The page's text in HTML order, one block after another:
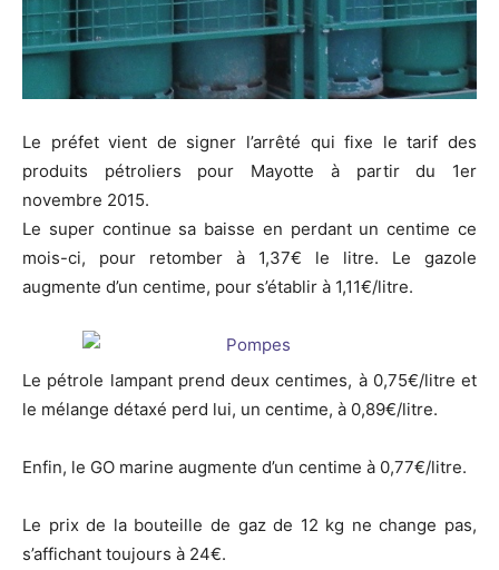
Le préfet vient de signer l’arrêté qui fixe le tarif des
produits pétroliers pour Mayotte à partir du 1er
novembre 2015.
Le super continue sa baisse en perdant un centime ce
mois-ci, pour retomber à 1,37€ le litre. Le gazole
augmente d’un centime, pour s’établir à 1,11€/litre.
Le pétrole lampant prend deux centimes, à 0,75€/litre et
le mélange détaxé perd lui, un centime, à 0,89€/litre.
Enfin, le GO marine augmente d’un centime à 0,77€/litre.
Le prix de la bouteille de gaz de 12 kg ne change pas,
s’affichant toujours à 24€.